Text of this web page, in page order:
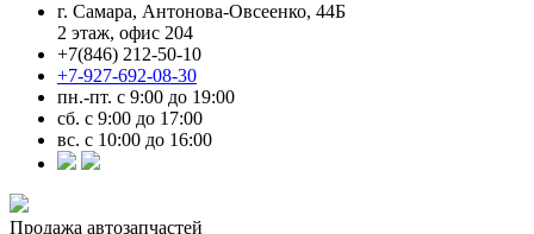
г. Самара, Антонова-Овсеенко, 44Б
2 этаж, офис 204
+7(846) 212-50-10
+7-927-692-08-30
пн.-пт. с 9:00 до 19:00
сб. с 9:00 до 17:00
вс. с 10:00 до 16:00
Продажа автозапчастей